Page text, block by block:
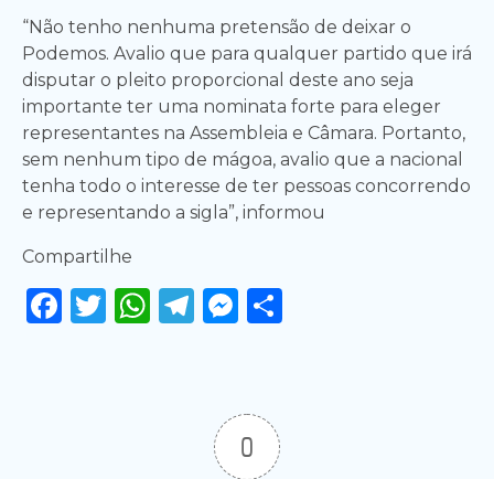
“Não tenho nenhuma pretensão de deixar o
Podemos. Avalio que para qualquer partido que irá
disputar o pleito proporcional deste ano seja
importante ter uma nominata forte para eleger
representantes na Assembleia e Câmara. Portanto,
sem nenhum tipo de mágoa, avalio que a nacional
tenha todo o interesse de ter pessoas concorrendo
e representando a sigla”, informou
Compartilhe
Facebook
Twitter
WhatsApp
Telegram
Messenger
0